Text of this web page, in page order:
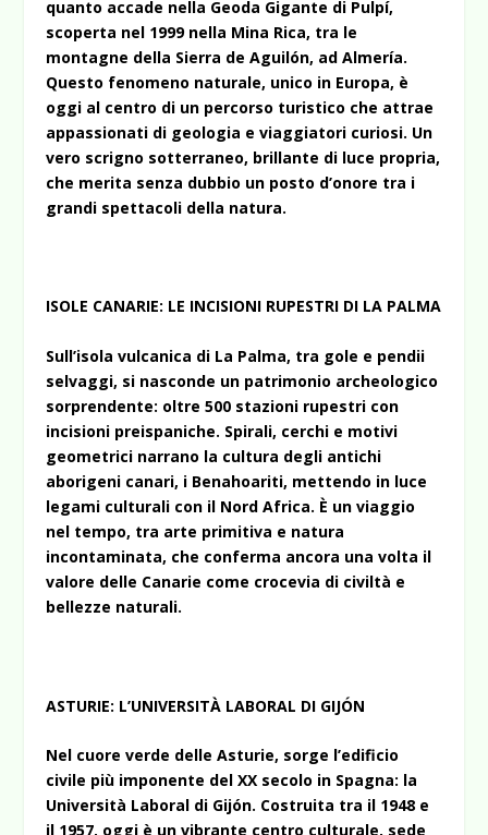
quanto accade nella Geoda Gigante di Pulpí,
scoperta nel 1999 nella Mina Rica, tra le
montagne della Sierra de Aguilón, ad Almería.
Questo fenomeno naturale, unico in Europa, è
oggi al centro di un percorso turistico che attrae
appassionati di geologia e viaggiatori curiosi. Un
vero scrigno sotterraneo, brillante di luce propria,
che merita senza dubbio un posto d’onore tra i
grandi spettacoli della natura.
ISOLE CANARIE: LE INCISIONI RUPESTRI DI LA PALMA
Sull’isola vulcanica di La Palma, tra gole e pendii
selvaggi, si nasconde un patrimonio archeologico
sorprendente: oltre 500 stazioni rupestri con
incisioni preispaniche. Spirali, cerchi e motivi
geometrici narrano la cultura degli antichi
aborigeni canari, i Benahoariti, mettendo in luce
legami culturali con il Nord Africa. È un viaggio
nel tempo, tra arte primitiva e natura
incontaminata, che conferma ancora una volta il
valore delle Canarie come crocevia di civiltà e
bellezze naturali.
ASTURIE: L’UNIVERSITÀ LABORAL DI GIJÓN
Nel cuore verde delle Asturie, sorge l’edificio
civile più imponente del XX secolo in Spagna: la
Università Laboral di Gijón. Costruita tra il 1948 e
il 1957, oggi è un vibrante centro culturale, sede